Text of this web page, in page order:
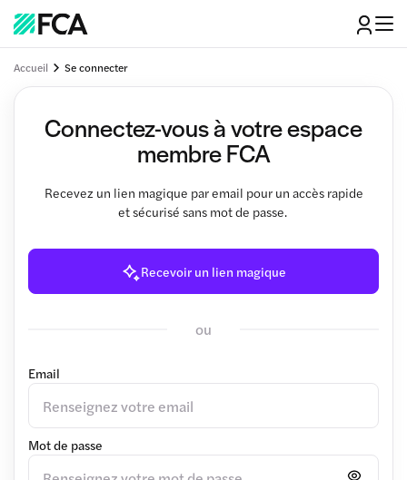
Accueil Se connecter
Connectez-vous à votre espace
membre FCA
Recevez un lien magique par email pour un accès rapide
et sécurisé sans mot de passe.
Recevoir un lien magique
ou
Email
Mot de passe